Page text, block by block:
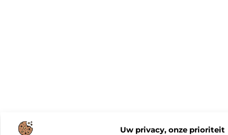
Uw privacy, onze prioriteit